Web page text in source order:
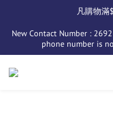
凡購物滿
New Contact Number :
phone number is